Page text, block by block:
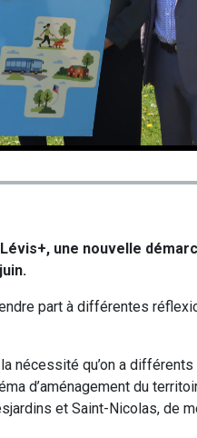
une nouvelle
part à différentes
nécessité qu’on a
d’aménagement du
et Saint-Nicolas, de